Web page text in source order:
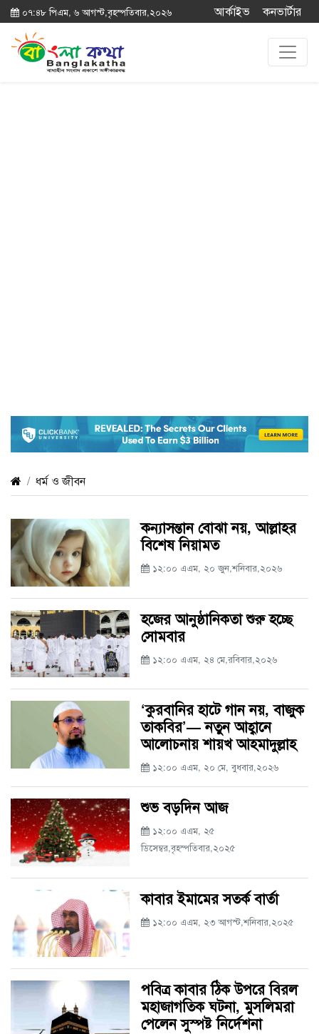
০৭:৪৮ পিএম, ৬ আগস্ট,বৃহস্পতিবার,২০২৬ আর্কাইভ কনভার্টার
ধর্ম ও জীবন
কন্যাসন্তান বোঝা নয়, আল্লাহর
বিশেষ নিয়ামত
১২:০০ এএম, ২০ জুন,শনিবার,২০২৬
হজের আনুষ্ঠানিকতা শুরু হচ্ছে
সোমবার
১২:০০ এএম, ২৪ মে,রবিবার,২০২৬
‘কুরবানির হাটে গান নয়, বাজুক
তাকবির’— নতুন আহ্বানে
আলোচনায় শায়খ আহমাদুল্লাহ
১২:০০ এএম, ২০ মে, বুধবার,২০২৬
শুভ বড়দিন আজ
১২:০০ এএম, ২৫
ডিসেম্বর,বৃহস্পতিবার,২০২৫
কাবার ইমামের সতর্ক বার্তা
১২:০০ এএম, ২৩ আগস্ট,শনিবার,২০২৫
পবিত্র কাবার ঠিক উপরে বিরল
মহাজাগতিক ঘটনা, মুসলিমরা
পেলেন সুস্পষ্ট নির্দেশনা